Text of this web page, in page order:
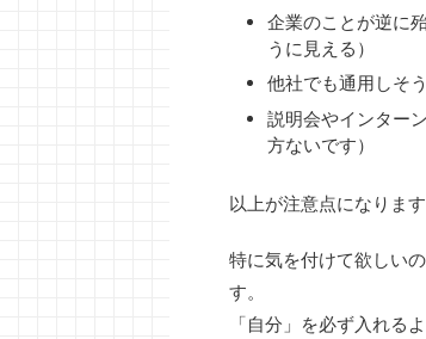
企業のことが逆に
うに見える）
他社でも通用しそ
説明会やインター
方ないです）
以上が注意点になります
特に気を付けて欲しい
す。
「自分」を必ず入れる